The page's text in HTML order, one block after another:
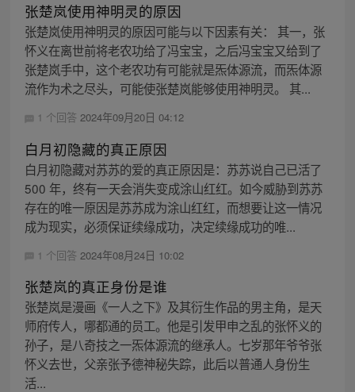
张楚岚使用神明灵的原因
张楚岚使用神明灵的原因可能与以下因素有关： 其一，张
怀义在离世前将老农功给了冯宝宝，之后冯宝宝又给到了
张楚岚手中，这个老农功有可能就是炁体源流，而炁体源
流作为术之尽头，可能使张楚岚能够使用神明灵。 其...
1 个回答 2024年09月20日 04:12
白月初隐藏的真正原因
白月初隐藏对苏苏的爱的真正原因是：苏苏说自己已活了
500 年，终有一天会消失变成涂山红红。如今威胁到苏苏
存在的唯一原因是苏苏成为涂山红红，而想要让这一情况
成为现实，必须保证续缘成功，决定续缘成功的唯...
1 个回答 2024年08月24日 10:02
张楚岚的真正身份是谁
张楚岚是漫画《一人之下》及其衍生作品的男主角，是天
师府传人，哪都通的员工。他是引发甲申之乱的张怀义的
孙子，是八奇技之一炁体源流的继承人。七岁那年爷爷张
怀义去世，父亲张予德神秘失踪，此后以普通人身份生
活...